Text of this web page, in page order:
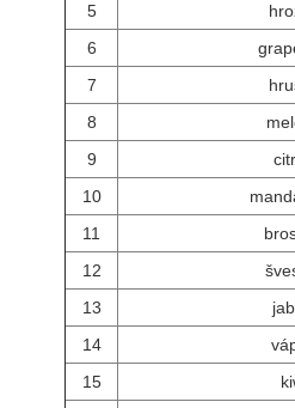
5
6
7
8
9
10
11
12
13
14
15